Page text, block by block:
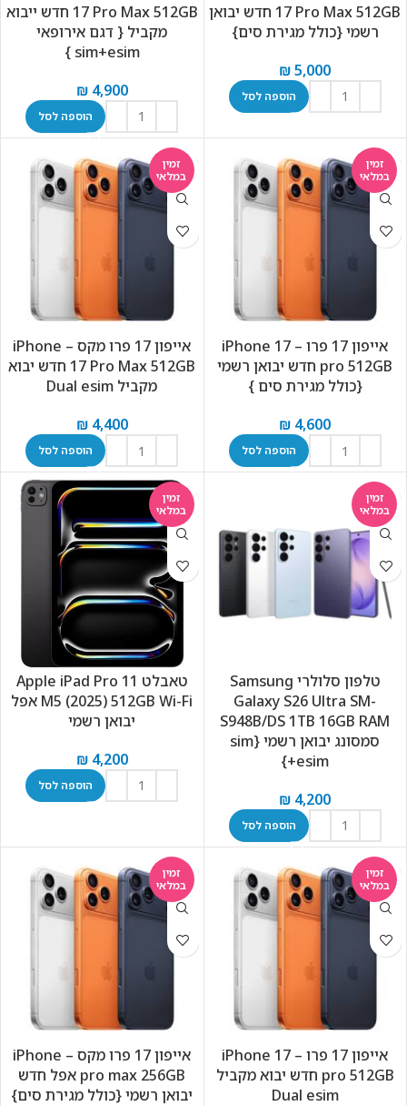
17 Pro Max 512GB חדש יבואן
רשמי {כולל מגירת סים}
₪5,000
הוספה לסל
17 Pro Max 512GB חדש ייבוא
מקביל { דגם אירופאי
sim+esim }
₪4,900
הוספה לסל
זמין
במלאי
אייפון 17 פרו – iPhone 17
pro 512GB חדש יבואן רשמי
{כולל מגירת סים }
₪ 4,600
הוספה לסל
זמין
במלאי
אייפון 17 פרו מקס – iPhone
17 Pro Max 512GB חדש יבוא
מקביל Dual esim
₪4,400
הוספה לסל
זמין
במלאי
טלפון סלולרי Samsung
Galaxy S26 Ultra SM-
S948B/DS 1TB 16GB RAM
סמסונג יבואן רשמי {sim
+esim}
₪ 4,200
הוספה לסל
זמין
במלאי
טאבלט Apple iPad Pro 11
M5 (2025) 512GB Wi-Fi אפל
יבואן רשמי
₪4,200
הוספה לסל
זמין
במלאי
אייפון 17 פרו – iPhone 17
pro 512GB חדש יבוא מקביל
Dual esim
זמין
במלאי
אייפון 17 פרו מקס – iPhone
pro max 256GB אפל חדש
יבואן רשמי {כולל מגירת סים}